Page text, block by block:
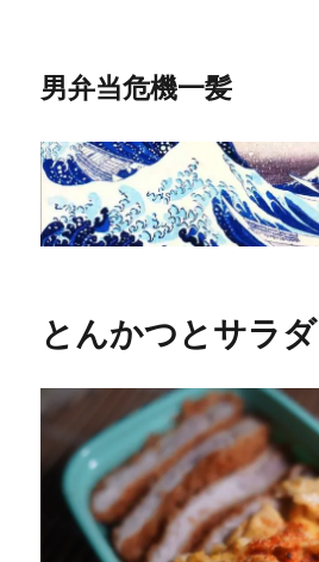
男弁当危機一髪
とんかつとサラダ